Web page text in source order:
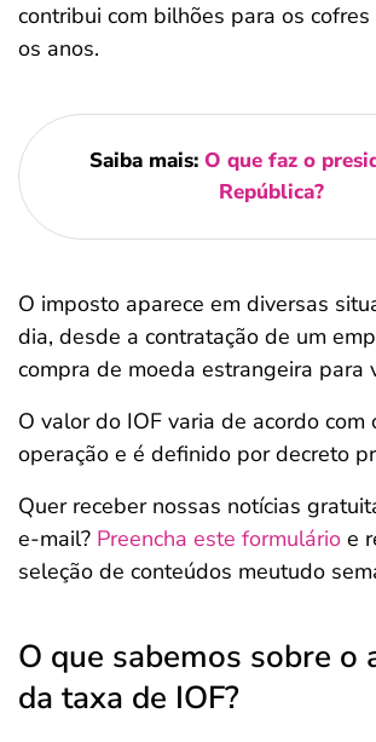
contribui com bilhões para os
os anos.
Saiba mais: O que faz o
República?
O imposto aparece em diversas
dia, desde a contratação de um
compra de moeda estrangeira para
O valor do IOF varia de acordo com
operação e é definido por decreto
Quer receber nossas notícias
e-mail? Preencha este formulário e
seleção de conteúdos meutudo
O que sabemos sobre o
da taxa de IOF?